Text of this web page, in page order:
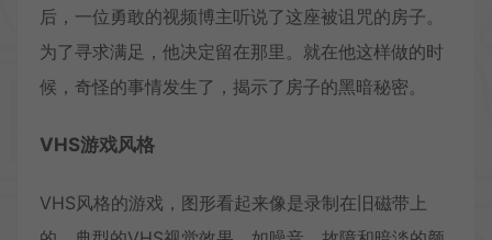
后，一位勇敢的视频博主听说了这座被诅咒的房子。
为了寻求满足，他决定留在那里。就在他这样做的时
候，奇怪的事情发生了，揭示了房子的黑暗秘密。
VHS游戏风格
VHS风格的游戏，图形看起来像是录制在旧磁带上